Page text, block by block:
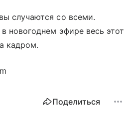
случаются со всеми.
новогоднем эфире весь этот
кадром.
Поделиться